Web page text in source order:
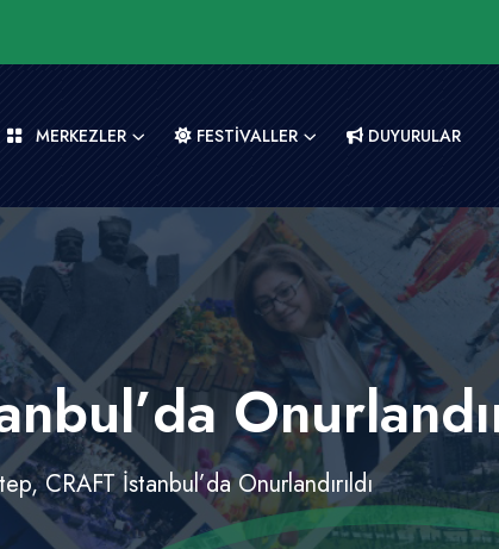
MERKEZLER FESTİVALLER DUYURULAR
CRAFT İstanbul’da Onurlandırıldı